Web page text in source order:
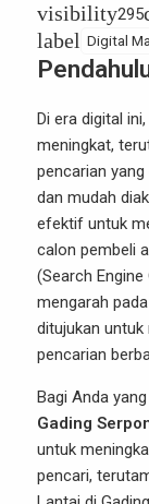
visibility295
label Digital
Di era digital
meningkat,
pencarian
dan mudah
efektif untuk
calon pembeli
(Search
mengarah
ditujukan
pencarian
Bagi Anda
Gading
untuk
pencari,